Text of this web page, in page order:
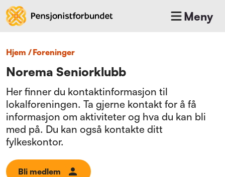
Meny
Hjem / foreninger
Norema Seniorklubb
Her finner du kontaktinformasjon til
lokalforeningen. Ta gjerne kontakt for å få
informasjon om aktiviteter og hva du kan bli
med på. Du kan også kontakte ditt
fylkeskontor.
Bli medlem